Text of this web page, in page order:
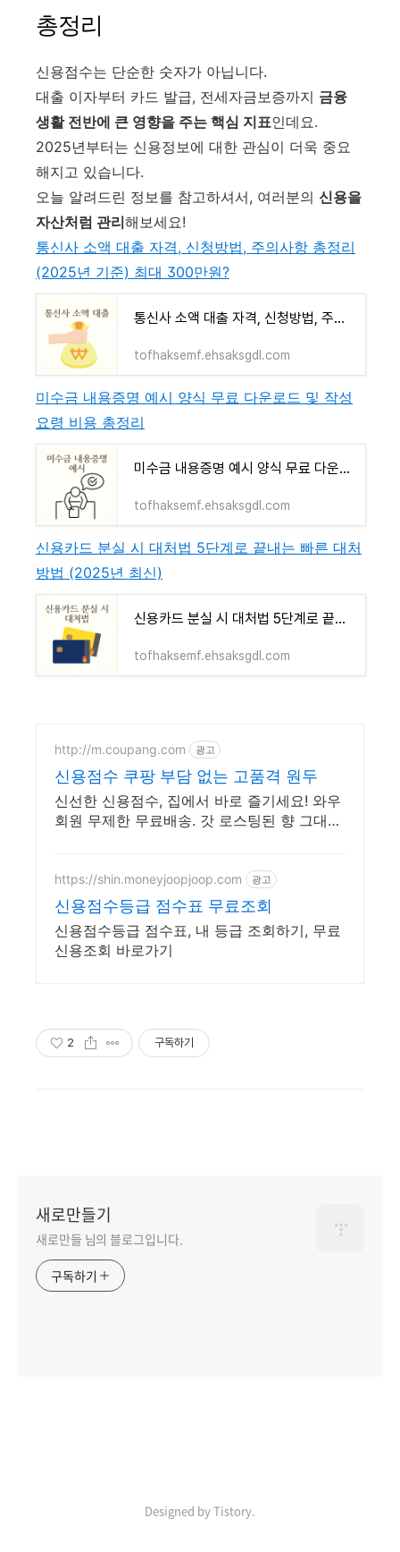
총정리
신용점수는 단순한 숫자가 아닙니다.
대출 이자부터 카드 발급, 전세자금보증까지 금융
생활 전반에 큰 영향을 주는 핵심 지표인데요.
2025년부터는 신용정보에 대한 관심이 더욱 중요
해지고 있습니다.
오늘 알려드린 정보를 참고하셔서, 여러분의 신용을
자산처럼 관리해보세요!
통신사 소액 대출 자격, 신청방법, 주의사항 총정리
(2025년 기준) 최대 300만원?
통신사 소액 대출 자격, 신청방법, 주의사항 총정리 (2025년 기준) 최대 300만원?
tofhaksemf.ehsaksgdl.com
미수금 내용증명 예시 양식 무료 다운로드 및 작성
요령 비용 총정리
미수금 내용증명 예시 양식 무료 다운로드 및 작성 요령 비용 총정리
tofhaksemf.ehsaksgdl.com
신용카드 분실 시 대처법 5단계로 끝내는 빠른 대처
방법 (2025년 최신)
신용카드 분실 시 대처법 5단계로 끝내는 빠른 대처 방법 (2025년 최신)
tofhaksemf.ehsaksgdl.com
http://m.coupang.com 광고
신용점수 쿠팡 부담 없는 고품격 원두
신선한 신용점수, 집에서 바로 즐기세요! 와우
회원 무제한 무료배송. 갓 로스팅된 향 그대로,
https://shin.moneyjoopjoop.com 광고
신용점수등급 점수표 무료조회
신용점수등급 점수표, 내 등급 조회하기, 무료
신용조회 바로가기
2 구독하기
새로만들기
새로만들 님의 블로그입니다.
구독하기
Designed by Tistory.